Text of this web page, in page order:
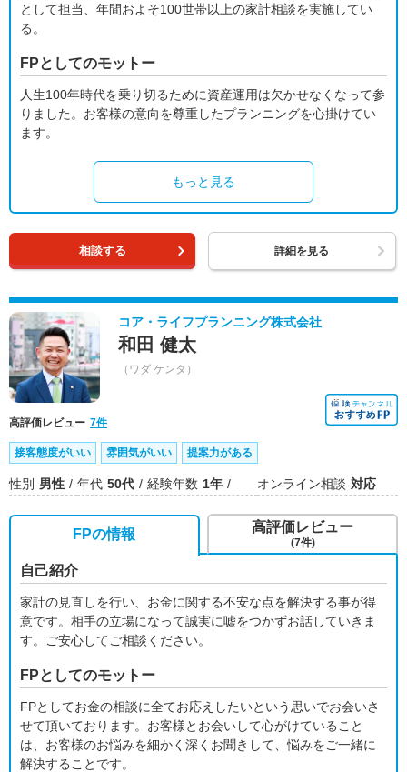
として担当、年間およそ100世帯以上の家計相談を実施してい
る。
FPとしてのモットー
人生100年時代を乗り切るために資産運用は欠かせなくなって参
りました。お客様の意向を尊重したプランニングを心掛けてい
ます。
もっと見る
相談する 詳細を見る
コア・ライフプランニング株式会社
和田 健太
（ワダ ケンタ）
高評価レビュー 7件
接客態度がいい 雰囲気がいい 提案力がある
性別 男性 年代 50代 経験年数 1年 オンライン相談 対応
FPの情報
自己紹介
家計の見直しを行い、お金に関する不安な点を解決する事が得
意です。相手の立場になって誠実に嘘をつかずお話していきま
す。ご安心してご相談ください。
FPとしてのモットー
FPとしてお金の相談に全てお応えしたいという思いでお会いさ
せて頂いております。お客様とお会いして心がけていること
は、お客様のお悩みを細かく深くお聞きして、悩みをご一緒に
解決することです。
高評価レビュー
(7件)